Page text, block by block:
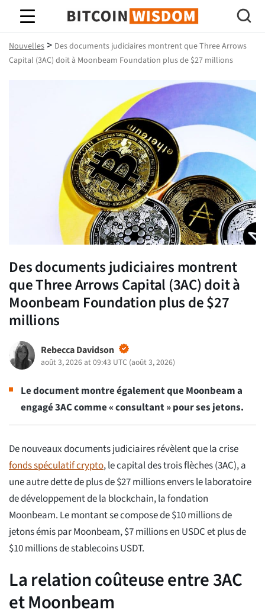
Bitcoin Sagesse
Nouvelles > Des documents judiciaires montrent que Three Arrows
Capital (3AC) doit à Moonbeam Foundation plus de $27 millions
Des documents judiciaires montrent
que Three Arrows Capital (3AC) doit à
Moonbeam Foundation plus de $27
millions
Rebecca Davidson
août 3, 2026 at 09:43 UTC (août 3, 2026)
Le document montre également que Moonbeam a
engagé 3AC comme « consultant » pour ses jetons.
De nouveaux documents judiciaires révèlent que la crise
fonds spéculatif crypto, le capital des trois flèches (3AC), a
une autre dette de plus de $27 millions envers le laboratoire
de développement de la blockchain, la fondation
Moonbeam. Le montant se compose de $10 millions de
jetons émis par Moonbeam, $7 millions en USDC et plus de
$10 millions de stablecoins USDT.
La relation coûteuse entre 3AC
et Moonbeam